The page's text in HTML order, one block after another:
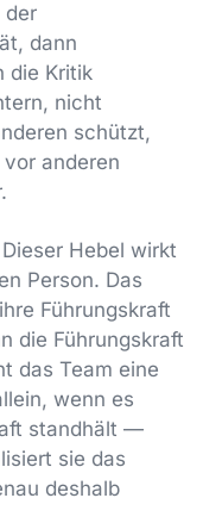
der
dann
die Kritik
nicht
schützt,
anderen
Hebel wirkt
Person. Das
Führungskraft
die Führungskraft
das Team eine
wenn es
standhält —
sie das
deshalb